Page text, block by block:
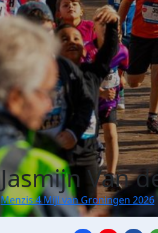
Jasmijn Van
Menzis 4 Mijl van Groningen 2026